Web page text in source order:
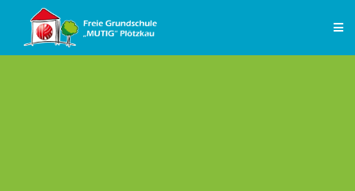
springen